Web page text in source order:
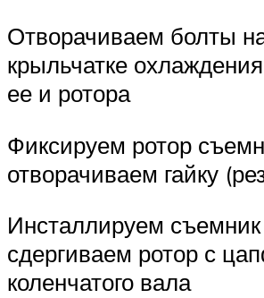
Отворачиваем болты
крыльчатке
ее и ротора
Фиксируем ротор
отворачиваем гайку
Инсталлируем
сдергиваем ротор с
коленчатого вала